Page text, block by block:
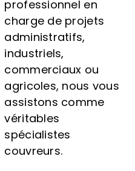
professionnel en
charge de projets
administratifs,
industriels,
commerciaux ou
agricoles, nous vous
assistons comme
véritables
spécialistes
couvreurs.